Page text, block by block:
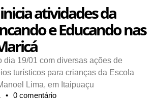
atividades da
e Educando nas
dia 19/01 com diversas ações de
turísticos para crianças da Escola
Lima, em Itaipuaçu
• 0 comentário